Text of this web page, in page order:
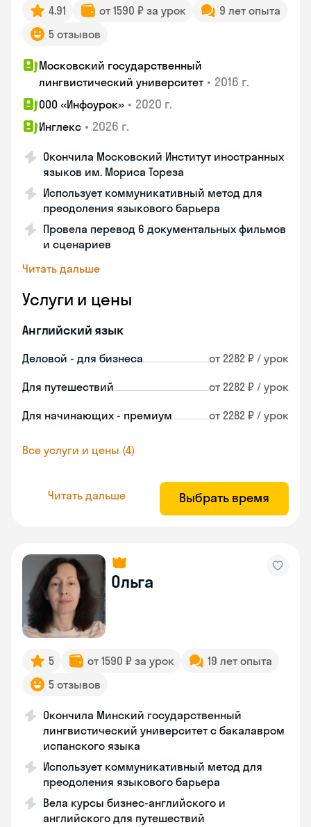
4.91 от 1590 ₽ за урок
9 лет опыта
5 отзывов
Московский государственный
лингвистический университет • 2016 г.
ООО «Инфоурок» • 2020 г.
Инглекс • 2026 г.
Окончила Московский Институт иностранных
языков им. Мориса Тореза
Использует коммуникативный метод для
преодоления языкового барьера
Провела перевод 6 документальных фильмов
и сценариев
Читать дальше
Услуги и цены
Английский язык
Деловой - для бизнеса от 2282 ₽ / урок
Для путешествий от 2282 ₽ / урок
Для начинающих - премиум от 2282 ₽ / урок
Все услуги и цены (4)
Читать дальше Выбрать время
Ольга
5 от 1590 ₽ за урок
19 лет опыта
5 отзывов
Окончила Минский государственный
лингвистический университет с бакалавром
испанского языка
Использует коммуникативный метод для
преодоления языкового барьера
Вела курсы бизнес-английского и
английского для путешествий